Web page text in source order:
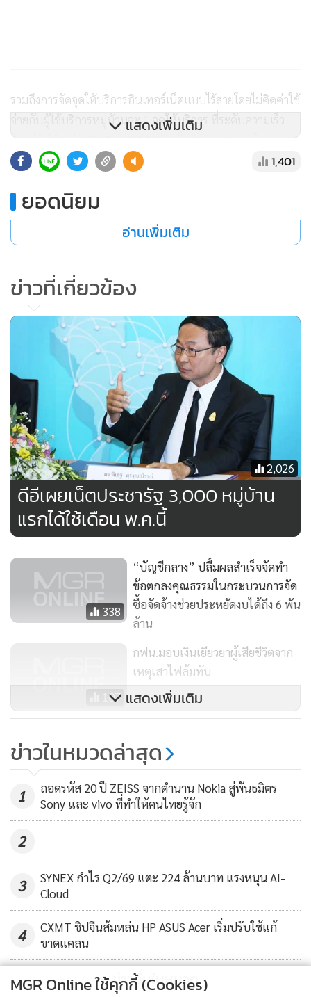
รวมถึงการจัดจุดให้บริการอินเทอร์เน็ตแบบไร้สายโดยไม่คิดค่าใช้
จ่ายกับผู้ใช้บริการหมู่บ้านละ 1 จุดให้บริการ ที่ระดับความเร็ว
รับ/ส่งไม่ต่ำกว่า 30 Mbps/10 Mbps ทั่วประเทศ แบ่งเป็นภาค
ตะวันออกเฉียงเหนือ 1,835 หมู่บ้าน ภาคเหนือ 587 หมู่บ้าน
211 หมู่บ้าน ซึ่งที่ผ่านมา จากสภาพอากาศ และภาวะฝนตก
อย่างหนักตลอดเดือนพฤษภาคม แม้จะเป็นอุปสรรคความยาก
ลำบากในการติดตั้งขยายโครงข่าย แต่ด้วยความตั้งใจที่จะสร้าง
รัฐบาลสร้างประโยชน์ให้กับประเทศ และประชาชน จึงทำให้การ
ขยายโครงข่ายสามารถส่งมอบเน็ตประชารัฐ ถึงมือประชาชนได้
ตามเป้าหมายของกระทรวงดีอี
“การส่งมอบเน็ตประชารัฐครบทั้ง 3,000 หมู่บ้านในครั้งนี้ ทีโอที
ขอขอบคุณ รมว.กระทรวงดีอี ที่ได้ผลักดันสนับสนุนอย่างเต็มที่
เพื่อให้ประเทศขับเคลื่อนเกิดการพัฒนาในทุกด้าน และขอ
ขอบคุณ กสทช. การไฟฟ้านครหลวง (กฟน.) หัวหน้าส่วน
ราชการท้องถิ่น ที่สนับสนุนให้ความร่วมมือในการดำเนินการครั้ง
นี้ โดยเฉพาะอย่างยิ่ง ท่านผู้ว่าการไฟฟ้าส่วนภูมิภาค (กฟภ.) ที่ได้
ให้ความสำคัญเป็นลำดับแรกในการพาดสายเคเบิลใยแก้วบนเสา
ไฟฟ้า รวมถึงการติดตั้งมิเตอร์ในพื้นที่หมู่บ้านกว่า 3,000 หมู่บ้าน
ซึ่งเป็นหนึ่งในปัจจัยที่ทำให้โครงการเน็ตประชารัฐ เข้าถึงหมู่บ้าน
ทั้งนี้ ในการดำเนินการขยายโครงข่ายทีโอที เน้นการใช้เงินงบ
ประมาณอย่างคุ้มค่า มีประสิทธิภาพ เกิดประโยชน์ต่อประเทศ
ชาติและประชาชน และดำเนินงานด้วยความโปร่งใส โดยได้มีการ
ลงนามข้อตกลงคุณธรรม (Integrity Pact) เน้นการมีส่วนร่วม
จากทุกภาคส่วน ทั้งหน่วยงานภาครัฐ ผู้ประกอบการ และผู้
สังเกตการณ์ ซึ่งจะสามารถเข้าร่วมสังเกตการณ์ในกระบวนการ
จัดซื้อจัดจ้างตลอดระยะเวลาของโครงการในทุกขั้นตอน ตั้งแต่
ชี้แจงเพื่อทำความเข้าใจกรอบการดำเนินโครงการให้กับผู้
ประกอบการในพื้นที่ทั่วประเทศ
โดยมีผู้ประกอบการในพื้นที่ทั้ง 5 ภูมิภาค จำนวนกว่า 500 ราย
ร่วมดำเนินการขยายโครงข่ายสร้างถนนดิจิตอลระบบเคเบิลใย
แก้วนำแสงไปยัง 3,000 หมู่บ้าน และเมื่อรวมกับโครงการนำร่อง
99 หมู่บ้าน ทีโอทีได้ดำเนินการติดตั้งไปแล้ว 3,099 หมู่บ้าน ซึ่ง
คาดว่าจะสามารถดำเนินการได้ตามเป้าหมายครบทั้ง 24,700
หมู่บ้านภายในสิ้นปี 2560 โดยส่วนที่เหลือ จำนวน 21,601
หมู่บ้าน ทีโอทีจะดำเนินการส่งมอบในเดือนมิถุนายน จำนวน
2,800 หมู่บ้าน เดือนกันยายน 8,200 หมู่บ้าน และเดือนธันวาคม
10,601 หมู่บ้าน
แสดงเพิ่มเติม
1,401
ยอดนิยม
อ่านเพิ่มเติม
ข่าวที่เกี่ยวข้อง
2,026
ดีอีเผยเน็ตประชารัฐ 3,000 หมู่บ้าน
แรกได้ใช้เดือน พ.ค.นี้
338
“บัญชีกลาง” ปลื้มผลสำเร็จจัดทำ
ข้อตกลงคุณธรรมในกระบวนการจัด
ซื้อจัดจ้างช่วยประหยัดงบได้ถึง 6 พัน
ล้าน
107
กฟน.มอบเงินเยียวยาผู้เสียชีวิตจาก
เหตุเสาไฟล้มทับ
10,736
ประชาชนใช้งาน 50 บาทความเร็ว
10 Mbps
แสดงเพิ่มเติม
ข่าวในหมวดล่าสุด
1
ถอดรหัส 20 ปี ZEISS จากตำนาน Nokia สู่พันธมิตร
Sony และ vivo ที่ทำให้คนไทยรู้จัก
2
3
SYNEX กำไร Q2/69 แตะ 224 ล้านบาท แรงหนุน AI-
Cloud
4
CXMT ชิปจีนส้มหล่น HP ASUS Acer เริ่มปรับใช้แก้
ขาดแคลน
ข่าวอื่นในหมวด
MGR Online ใช้คุกกี้ (Cookies)